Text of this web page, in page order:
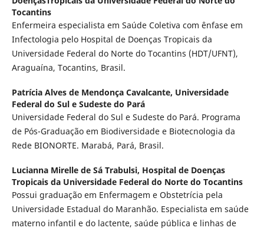
Tocantins
Enfermeira especialista em Saúde Coletiva com ênfase em
Infectologia pelo Hospital de Doenças Tropicais da
Universidade Federal do Norte do Tocantins (HDT/UFNT),
Araguaína, Tocantins, Brasil.
Patrícia Alves de Mendonça Cavalcante, Universidade
Federal do Sul e Sudeste do Pará
Universidade Federal do Sul e Sudeste do Pará. Programa
de Pós-Graduação em Biodiversidade e Biotecnologia da
Rede BIONORTE. Marabá, Pará, Brasil.
Lucianna Mirelle de Sá Trabulsi, Hospital de Doenças
Tropicais da Universidade Federal do Norte do Tocantins
Possui graduação em Enfermagem e Obstetrícia pela
Universidade Estadual do Maranhão. Especialista em saúde
materno infantil e do lactente, saúde pública e linhas de